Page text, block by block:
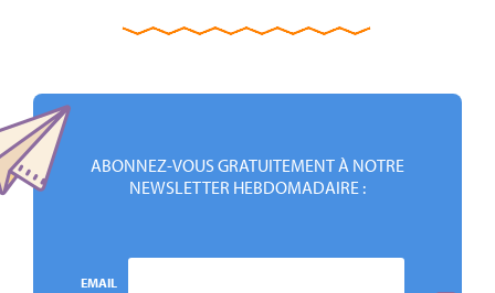
ABONNEZ-VOUS GRATUITEMENT À NOTRE
NEWSLETTER HEBDOMADAIRE :
EMAIL